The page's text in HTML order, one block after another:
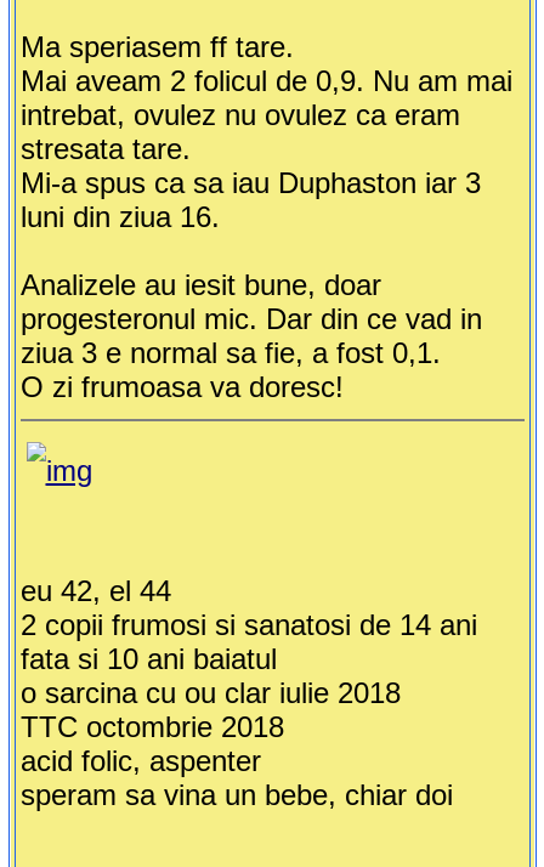
Ma speriasem ff tare.
Mai aveam 2 folicul de 0,9. Nu am mai
intrebat, ovulez nu ovulez ca eram
stresata tare.
Mi-a spus ca sa iau Duphaston iar 3
luni din ziua 16.
Analizele au iesit bune, doar
progesteronul mic. Dar din ce vad in
ziua 3 e normal sa fie, a fost 0,1.
O zi frumoasa va doresc!
eu 42, el 44
2 copii frumosi si sanatosi de 14 ani
fata si 10 ani baiatul
o sarcina cu ou clar iulie 2018
TTC octombrie 2018
acid folic, aspenter
speram sa vina un bebe, chiar doi